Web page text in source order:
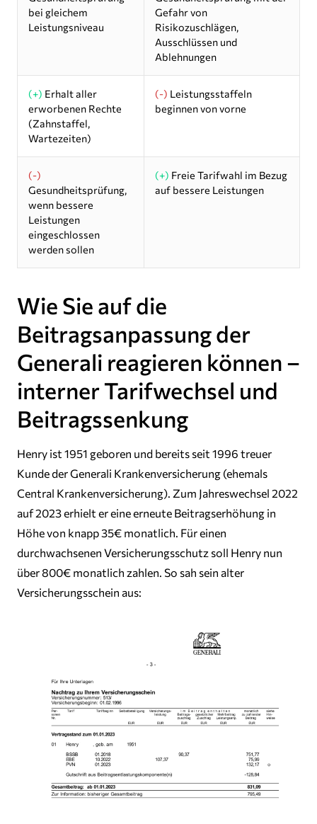
bei gleichem
Leistungsniveau
Gefahr von
Risikozuschlägen,
Ausschlüssen und
Ablehnungen
(+) Erhalt aller
erworbenen Rechte
(Zahnstaffel,
Wartezeiten)
(-) Leistungsstaffeln
beginnen von vorne
(-)
Gesundheitsprüfung,
wenn bessere
Leistungen
eingeschlossen
werden sollen
(+) Freie Tarifwahl im Bezug
auf bessere Leistungen
Wie Sie auf die
Beitragsanpassung der
Generali reagieren können –
interner Tarifwechsel und
Beitragssenkung
Henry ist 1951 geboren und bereits seit 1996 treuer
Kunde der Generali Krankenversicherung (ehemals
Central Krankenversicherung). Zum Jahreswechsel 2022
auf 2023 erhielt er eine erneute Beitragserhöhung in
Höhe von knapp 35€ monatlich. Für einen
durchwachsenen Versicherungsschutz soll Henry nun
über 800€ monatlich zahlen. So sah sein alter
Versicherungsschein aus: